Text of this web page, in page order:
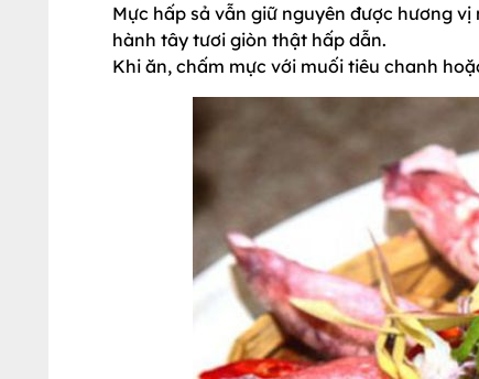
Mực hấp sả vẫn giữ nguyên được hương
hành tây tươi giòn thật hấp dẫn.
Khi ăn, chấm mực với muối tiêu chanh